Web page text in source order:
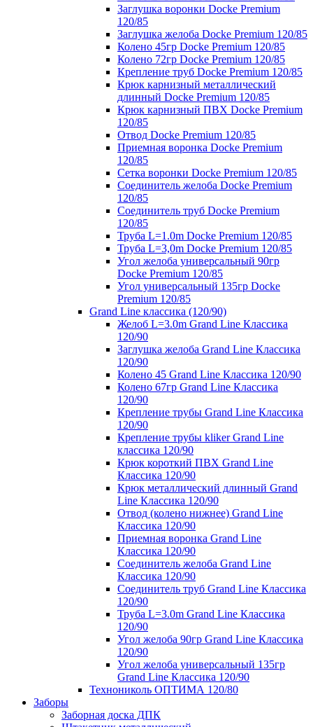
Заглушка воронки Docke Premium
120/85
Заглушка желоба Docke Premium 120/85
Колено 45гр Docke Premium 120/85
Колено 72гр Docke Premium 120/85
Крепление труб Docke Premium 120/85
Крюк карнизный металлический
длинный Docke Premium 120/85
Крюк карнизный ПВХ Docke Premium
120/85
Отвод Docke Premium 120/85
Приемная воронка Docke Premium
120/85
Сетка воронки Docke Premium 120/85
Соединитель желоба Docke Premium
120/85
Соединитель труб Docke Premium
120/85
Труба L=1.0m Docke Premium 120/85
Труба L=3,0m Docke Premium 120/85
Угол желоба универсальный 90гр
Docke Premium 120/85
Угол универсальный 135гр Docke
Premium 120/85
Grand Line классика (120/90)
Желоб L=3.0m Grand Line Классика
120/90
Заглушка желоба Grand Line Классика
120/90
Колено 45 Grand Line Классика 120/90
Колено 67гр Grand Line Классика
120/90
Крепление трубы Grand Line Классика
120/90
Крепление трубы kliker Grand Line
классика 120/90
Крюк короткий ПВХ Grand Line
Классика 120/90
Крюк металлический длинный Grand
Line Классика 120/90
Отвод (колено нижнее) Grand Line
Классика 120/90
Приемная воронка Grand Line
Классика 120/90
Соединитель желоба Grand Line
Классика 120/90
Соединитель труб Grand Line Классика
120/90
Труба L=3.0m Grand Line Классика
120/90
Угол желоба 90гр Grand Line Классика
120/90
Угол желоба универсальный 135гр
Grand Line Классика 120/90
Технониколь ОПТИМА 120/80
Заборы
Заборная доска ДПК